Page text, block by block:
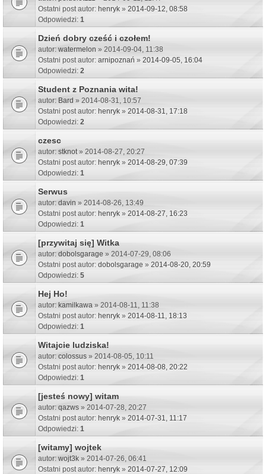
Ostatni post autor: henryk » 2014-09-12, 08:58
Odpowiedzi: 1
Dzień dobry cześć i czołem!
autor: watermelon » 2014-09-04, 11:38
Ostatni post autor: arnipoznań » 2014-09-05, 16:04
Odpowiedzi: 2
Student z Poznania wita!
autor: Bard » 2014-08-31, 10:57
Ostatni post autor: henryk » 2014-08-31, 17:18
Odpowiedzi: 2
czesc
autor: stknot» 2014-08-27, 20:27
Ostatni post autor: henryk » 2014-08-29, 07:39
Odpowiedzi: 1
Serwus
autor: davin » 2014-08-26, 13:49
Ostatni post autor: henryk » 2014-08-27, 16:23
Odpowiedzi: 1
[przywitaj się] Witka
autor: dobolsgarage » 2014-07-29, 08:06
Ostatni post autor: dobolsgarage » 2014-08-20, 20:59
Odpowiedzi: 5
Hej Ho!
autor: kamilkawa » 2014-08-11, 11:38
Ostatni post autor: henryk » 2014-08-11, 18:13
Odpowiedzi: 1
Witajcie ludziska!
autor: colossus » 2014-08-05, 10:11
Ostatni post autor: henryk » 2014-08-08, 20:22
Odpowiedzi: 1
[jesteś nowy] witam
autor: qazws » 2014-07-28, 20:27
Ostatni post autor: henryk » 2014-07-31, 11:17
Odpowiedzi: 1
[witamy] wojtek
autor: wojt3k » 2014-07-26, 06:41
Ostatni post autor: henryk » 2014-07-27, 12:09